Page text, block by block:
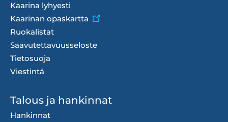
menu
Kaarina lyhyesti
Kaarinan opaskartta
Ruokalistat
Saavutettavuusseloste
Tietosuoja
Viestintä
Talous ja hankinnat
Hankinnat